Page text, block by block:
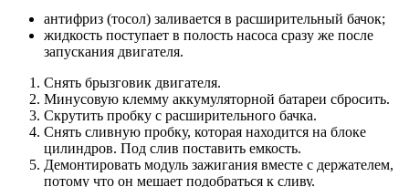
антифриз (тосол) заливается в расширительный бачок;
жидкость поступает в полость насоса сразу же после
запускания двигателя.
Снять брызговик двигателя.
Минусовую клемму аккумуляторной батареи сбросить.
Скрутить пробку с расширительного бачка.
Снять сливную пробку, которая находится на блоке
цилиндров. Под слив поставить емкость.
Демонтировать модуль зажигания вместе с держателем,
потому что он мешает подобраться к сливу.